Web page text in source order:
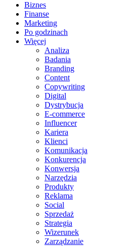
Biznes
Finanse
Marketing
Po godzinach
Więcej
Analiza
Badania
Branding
Content
Copywriting
Digital
Dystrybucja
E-commerce
Influencer
Kariera
Klienci
Komunikacja
Konkurencja
Konwersja
Narzędzia
Produkty
Reklama
Social
Sprzedaż
Strategia
Wizerunek
Zarządzanie